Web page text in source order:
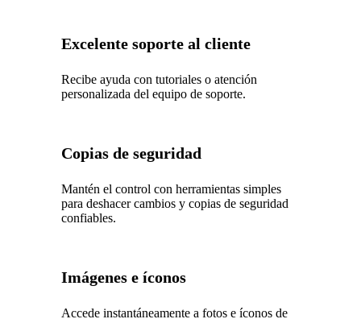
Excelente soporte al cliente
Recibe ayuda con tutoriales o atención
personalizada del equipo de soporte.
Copias de seguridad
Mantén el control con herramientas simples
para deshacer cambios y copias de seguridad
confiables.
Imágenes e íconos
Accede instantáneamente a fotos e íconos de